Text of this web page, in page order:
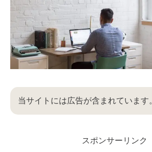
当サイトには広告が含まれています。
スポンサーリンク